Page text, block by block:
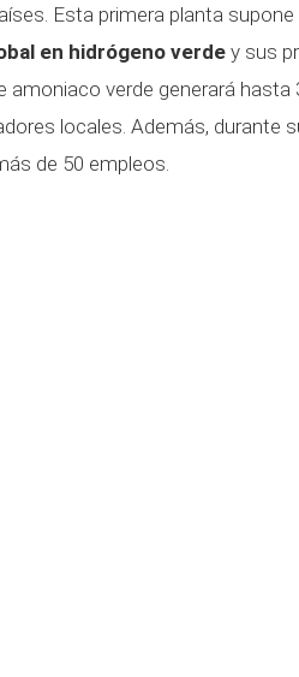
Esta primera planta
en hidrógeno verde y sus
verde generará hasta
locales. Además, durante
de 50 empleos.